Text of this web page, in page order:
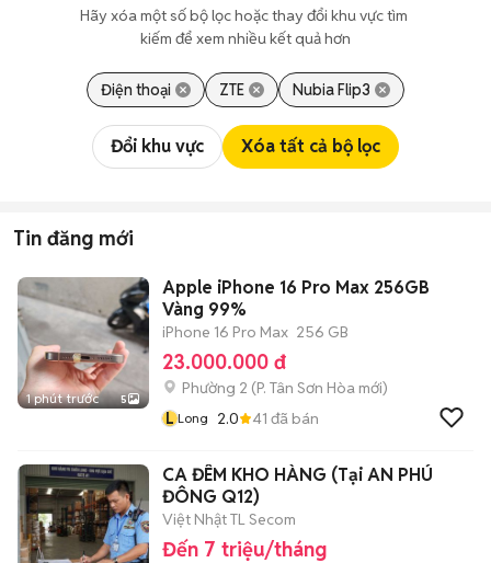
Hãy xóa một số bộ lọc hoặc thay đổi khu vực tìm
kiếm để xem nhiều kết quả hơn
Điện thoại ZTE Nubia Flip3
Đổi khu vực Xóa tất cả bộ lọc
Tin đăng mới
1 phút trước 5
Apple iPhone 16 Pro Max 256GB
Vàng 99%
iPhone 16 Pro Max 256 GB
23.000.000 đ
Phường 2 (P. Tân Sơn Hòa mới)
L Long 2.0 41 đã bán
CA ĐÊM KHO HÀNG (Tại AN PHÚ
ĐÔNG Q12)
Việt Nhật TL Secom
Đến 7 triệu/tháng